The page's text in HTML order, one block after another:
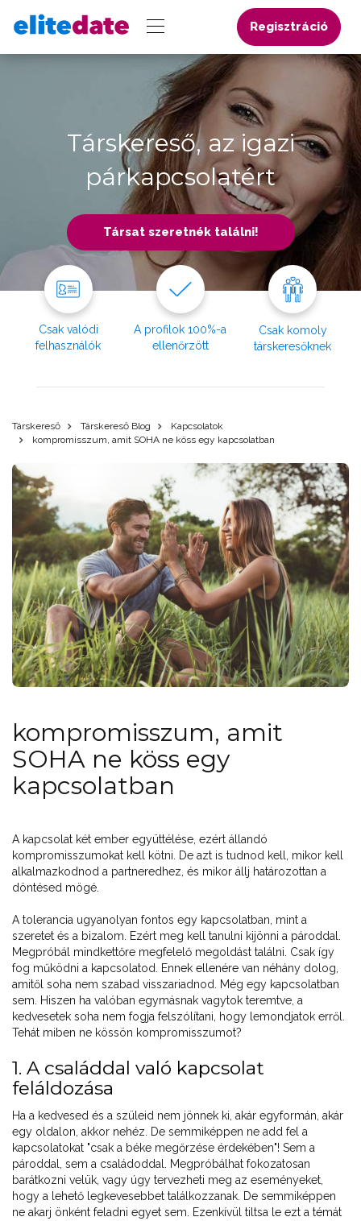
Regisztráció
Társkereső, az igazi
párkapcsolatért
Társat szeretnék találni!
Csak valódi
felhasználók
A profilok 100%-a
ellenőrzött
Csak komoly
társkeresőknek
Társkereső Társkereső Blog
Kapcsolatok
kompromisszum, amit SOHA ne köss egy kapcsolatban
kompromisszum, amit
SOHA ne köss egy
kapcsolatban
A kapcsolat két ember együttélése, ezért állandó
kompromisszumokat kell kötni. De azt is tudnod kell, mikor kell
alkalmazkodnod a partneredhez, és mikor állj határozottan a
döntésed mögé.
A tolerancia ugyanolyan fontos egy kapcsolatban, mint a
szeretet és a bizalom. Ezért meg kell tanulni kijönni a pároddal.
Megpróbál mindkettőre megfelelő megoldást találni. Csak így
fog működni a kapcsolatod. Ennek ellenére van néhány dolog,
amitől soha nem szabad visszariadnod. Még egy kapcsolatban
sem. Hiszen ha valóban egymásnak vagytok teremtve, a
kedvesetek soha nem fogja felszólítani, hogy lemondjatok erről.
Tehát miben ne kössön kompromisszumot?
1. A családdal való kapcsolat
feláldozása
Ha a kedvesed és a szüleid nem jönnek ki, akár egyformán, akár
egy oldalon, akkor nehéz. De semmiképpen ne add fel a
kapcsolatokat "csak a béke megőrzése érdekében"! Sem a
pároddal, sem a családoddal. Megpróbálhat fokozatosan
barátkozni velük, vagy úgy tervezheti meg az eseményeket,
hogy a lehető legkevesebbet találkozzanak. De semmiképpen
ne akarj önként feladni egyet sem. Ezenkívül tiltsa le ezt a témát